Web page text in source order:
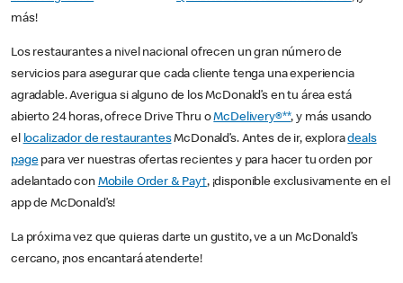
más!
Los restaurantes a nivel nacional ofrecen un gran número de
servicios para asegurar que cada cliente tenga una experiencia
agradable. Averigua si alguno de los McDonald’s en tu área está
abierto 24 horas, ofrece Drive Thru oMcDelivery®**, y más usando
el localizador de restaurantesMcDonald’s. Antes de ir, exploradeals
pagepara ver nuestras ofertas recientes y para hacer tu orden por
adelantado con Mobile Order & Pay†, ¡disponible exclusivamente en el
app de McDonald’s!
La próxima vez que quieras darte un gustito, ve a un McDonald’s
cercano, ¡nos encantará atenderte!